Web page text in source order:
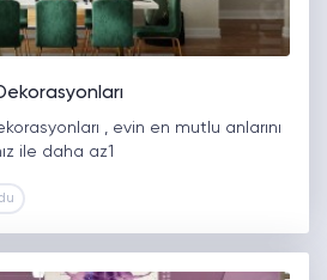
, evin en mutlu anlarını
ile daha az1